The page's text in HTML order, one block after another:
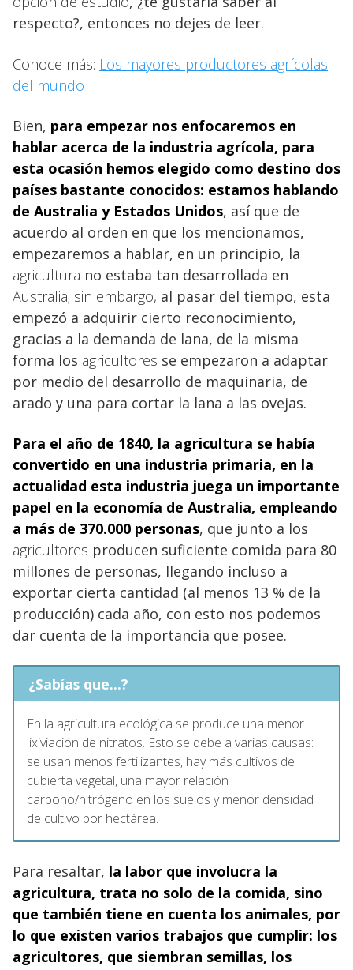
respecto?, entonces no dejes de leer.
Conoce más: Los mayores productores agrícolas
del mundo
Bien, para empezar nos enfocaremos en
hablar acerca de la industria agrícola, para
esta ocasión hemos elegido como destino dos
países bastante conocidos: estamos hablando
de Australia y Estados Unidos, así que de
acuerdo al orden en que los mencionamos,
empezaremos a hablar, en un principio, la
agricultura no estaba tan desarrollada en
Australia; sin embargo, al pasar del tiempo, esta
empezó a adquirir cierto reconocimiento,
gracias a la demanda de lana, de la misma
forma los agricultores se empezaron a adaptar
por medio del desarrollo de maquinaria, de
arado y una para cortar la lana a las ovejas.
Para el año de 1840, la agricultura se había
convertido en una industria primaria, en la
actualidad esta industria juega un importante
papel en la economía de Australia, empleando
a más de 370.000 personas, que junto a los
agricultores producen suficiente comida para 80
millones de personas, llegando incluso a
exportar cierta cantidad (al menos 13 % de la
producción) cada año, con esto nos podemos
dar cuenta de la importancia que posee.
¿Sabías que...?
En la agricultura ecológica se produce una menor
lixiviación de nitratos. Esto se debe a varias causas:
se usan menos fertilizantes, hay más cultivos de
cubierta vegetal, una mayor relación
carbono/nitrógeno en los suelos y menor densidad
de cultivo por hectárea.
Para resaltar, la labor que involucra la
agricultura, trata no solo de la comida, sino
que también tiene en cuenta los animales, por
lo que existen varios trabajos que cumplir: los
agricultores, que siembran semillas, los